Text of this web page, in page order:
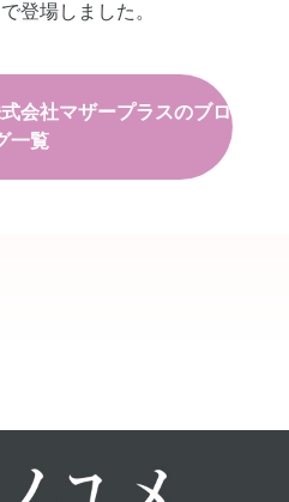
登場しました。
会社マザープラスのブロ
一覧